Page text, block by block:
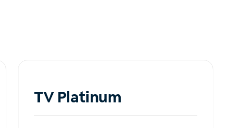
TV Platinum